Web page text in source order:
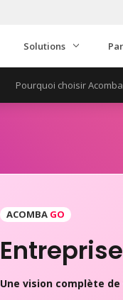
Solutions
Pourquoi choisir
ACOMBA GO
Une vision complète